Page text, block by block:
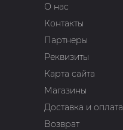
О нас
Контакты
Партнеры
Реквизиты
Карта сайта
Магазины
Доставка и оплата
Возврат